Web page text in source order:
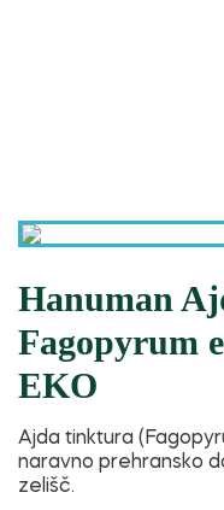
Hanuman
Fagopyrum
EKO
Ajda tinktura
naravno prehransko
zelišč.